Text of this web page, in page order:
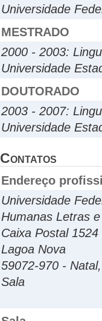
Universidade
MESTRADO
2000 - 2003:
Universidade
DOUTORADO
2003 - 2007:
Universidade
Contatos
Endereço
Universidade
Humanas Letras
Caixa Postal
Lagoa Nova
59072-970 -
Sala